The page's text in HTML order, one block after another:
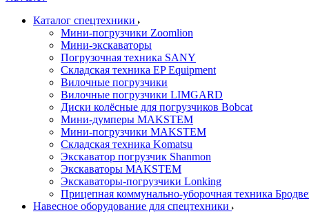
Каталог спецтехники
Мини-погрузчики Zoomlion
Мини-экскаваторы
Погрузочная техника SANY
Складская техника EP Equipment
Вилочные погрузчики
Вилочные погрузчики LIMGARD
Диски колёсные для погрузчиков Bobcat
Мини-думперы MAKSTEM
Мини-погрузчики MAKSTEM
Складская техника Komatsu
Экскаватор погрузчик Shanmon
Экскаваторы MAKSTEM
Экскаваторы-погрузчики Lonking
Прицепная коммунально-уборочная техника
Навесное оборудование для спецтехники